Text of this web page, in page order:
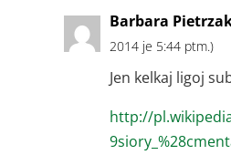
Barbara
2014 je 5:44 ptm.)
Jen kelkaj ligoj
http://